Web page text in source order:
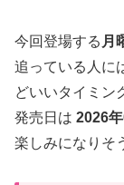
今回登場する 月
追っている人に
どいいタイミン
発売日は 2026
楽しみになりそ